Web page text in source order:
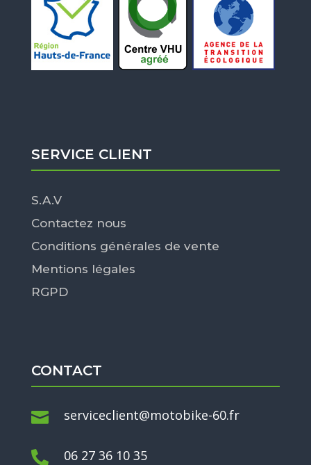
SERVICE CLIENT
S.A.V
Contactez nous
Conditions générales de vente
Mentions légales
RGPD
CONTACT
 serviceclient@motobike-60.fr
 06 27 36 10 35